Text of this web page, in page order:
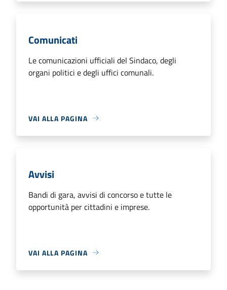
Comunicati
Le comunicazioni ufficiali del Sindaco, degli
organi politici e degli uffici comunali.
VAI ALLA PAGINA
Avvisi
Bandi di gara, avvisi di concorso e tutte le
opportunità per cittadini e imprese.
VAI ALLA PAGINA